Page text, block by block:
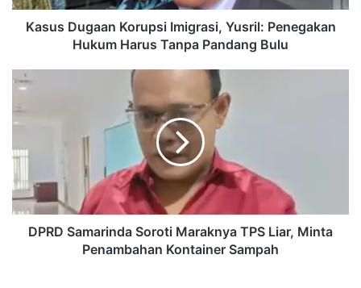
Tanpa
Pandang
Kasus Dugaan Korupsi Imigrasi, Yusril: Penegakan
Hukum Harus Tanpa Pandang Bulu
DPRD
Samarinda
Soroti
Maraknya
Liar,
Minta
Penambahan
Kontainer
Sampah
DPRD Samarinda Soroti Maraknya TPS Liar, Minta
Penambahan Kontainer Sampah